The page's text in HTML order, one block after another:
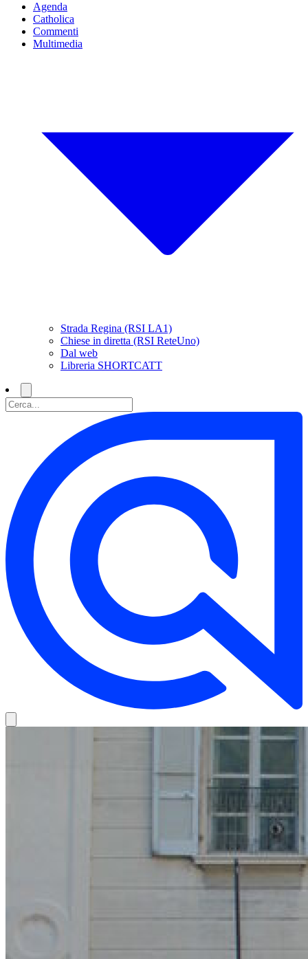
Agenda
Catholica
Commenti
Multimedia
Strada Regina (RSI LA1)
Chiese in diretta (RSI ReteUno)
Dal web
Libreria SHORTCATT